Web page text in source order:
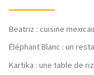
Beatriz : cuisine
Éléphant Blanc : un
Kartika : une table de